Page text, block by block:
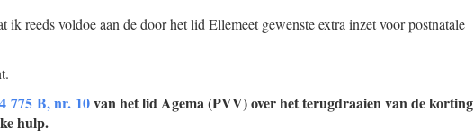
reeds voldoe aan de door het lid Ellemeet gewenste extra inzet voor postnatale
775 B, nr. 10van het lid Agema (PVV) over het terugdraaien van de korting
hulp.